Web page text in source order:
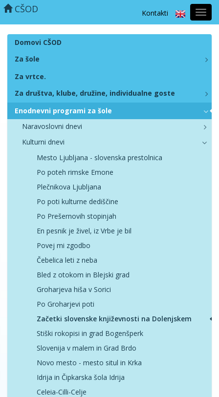
Kontakti
CŠOD
Domovi CŠOD
Za šole
Za vrtce.
Za društva, klube, družine, individualne goste
Enodnevni programi za šole
Naravoslovni dnevi
Kulturni dnevi
Mesto Ljubljana - slovenska prestolnica
Po poteh rimske Emone
Plečnikova Ljubljana
Po poti kulturne dediščine
Po Prešernovih stopinjah
En pesnik je živel, iz Vrbe je bil
Povej mi zgodbo
Čebelica leti z neba
Bled z otokom in Blejski grad
Groharjeva hiša v Sorici
Po Groharjevi poti
Začetki slovenske književnosti na Dolenjskem
Stiški rokopisi in grad Bogenšperk
Slovenija v malem in Grad Brdo
Novo mesto - mesto situl in Krka
Idrija in Čipkarska šola Idrija
Celeia-Cilli-Celje